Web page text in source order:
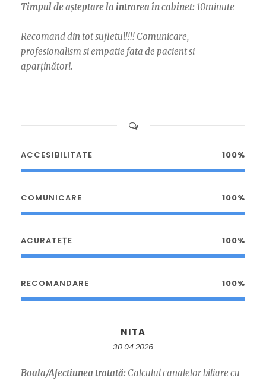
Timpul de așteptare la intrarea în cabinet: 10minute
Recomand din tot sufletul!!!! Comunicare,
profesionalism si empatie fata de pacient si
aparținători.
ACCESIBILITATE 100%
COMUNICARE 100%
ACURATEȚE 100%
RECOMANDARE 100%
NITA
30.04.2026
Boala/Afectiunea tratată: Calculul canalelor biliare cu